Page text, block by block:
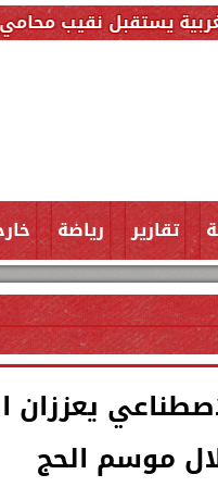
محامي غرب طنطا
تقارير رياضة
موسم الحج